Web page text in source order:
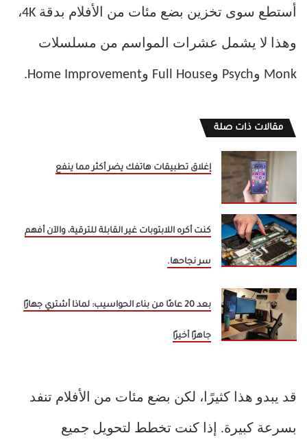
أستطع سوى تخزين بضع مئات من الأفلام بدقة 4K،
وهذا لا يشمل عشرات المواسم من مسلسلات
Monk وPsych وFull House وHome Improvement.
مقالات ذات صلة
إغلاق تطبيقات هاتفك يضر أكثر مما ينفع
كنت أكره اللابتوبات غير القابلة للترقية، والآن أفهم
سر نجاحها.
بعد 20 عامًا من بناء الحواسيب: لماذا أشتري جهازًا
جاهزًا أخيرًا
قد يبدو هذا كثيرًا، لكن بضع مئات من الأفلام تنفد
بسرعة كبيرة. إذا كنت تخطط لتحويل جميع